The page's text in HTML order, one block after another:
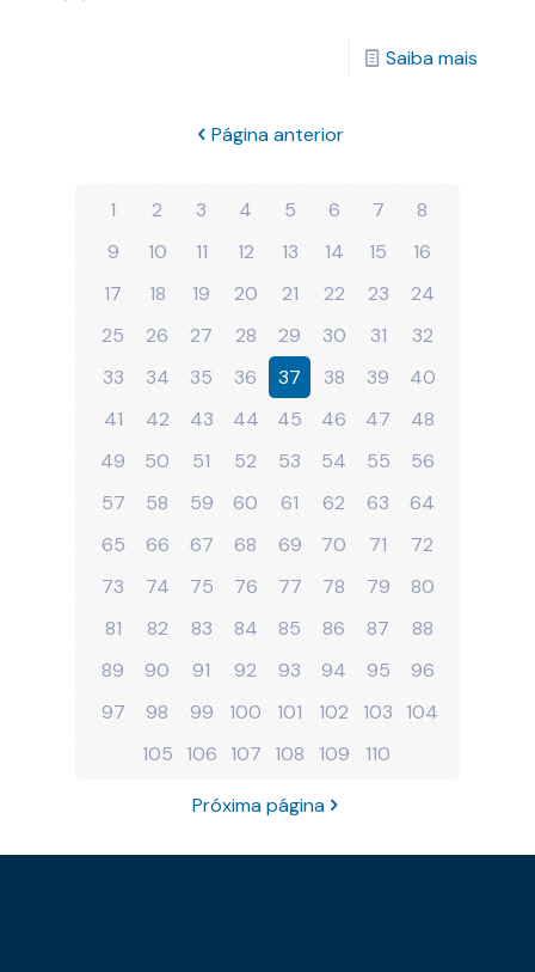
Saiba mais
Página anterior
1 2 3 4 5 6 7
8
9
10 11 12 13 14 15
16
17
18 19 20 21 22 23
24
25
26 27 28 29 30 31
32
33
34 35 36 37 38 39
40
41
42 43 44 45 46 47
48
49
50 51 52 53 54 55
56
57
58 59 60 61 62 63
64
65
66 67 68 69 70 71
72
73
74 75 76 77 78 79
80
81
82 83 84 85 86 87
88
89
90 91 92 93 94 95
96
97
98 99 100 101 102 103 104
105
106 107 108 109 110
Próxima página